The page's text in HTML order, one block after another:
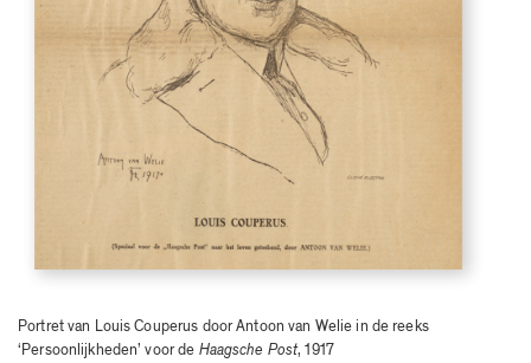
Portret van Louis Couperus door Antoon van Welie in de reeks
‘Persoonlijkheden’ voor de Haagsche Post, 1917